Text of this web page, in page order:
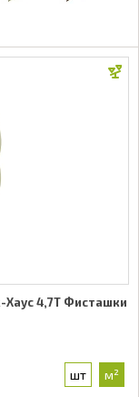
4,7Т Фисташки
шт м²